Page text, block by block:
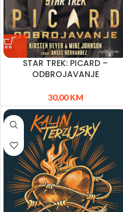
STAR TREK: PICARD –
ODBROJAVANJE
30,00KM